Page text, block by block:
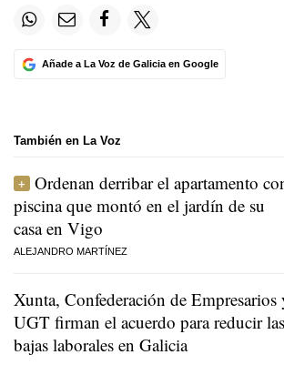
Añade a La Voz de Galicia en Google
También en La Voz
Ordenan derribar el apartamento
piscina que montó en el jardín de su
casa en Vigo
ALEJANDRO MARTÍNEZ
Xunta, Confederación de Empresarios
UGT firman el acuerdo para reducir las
bajas laborales en Galicia